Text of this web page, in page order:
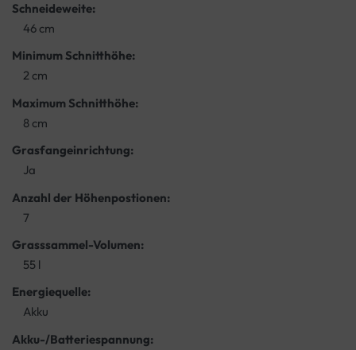
Schneideweite:
46 cm
Minimum Schnitthöhe:
2 cm
Maximum Schnitthöhe:
8 cm
Grasfangeinrichtung:
Ja
Anzahl der Höhenpostionen:
7
Grasssammel-Volumen:
55 l
Energiequelle:
Akku
Akku-/Batteriespannung: